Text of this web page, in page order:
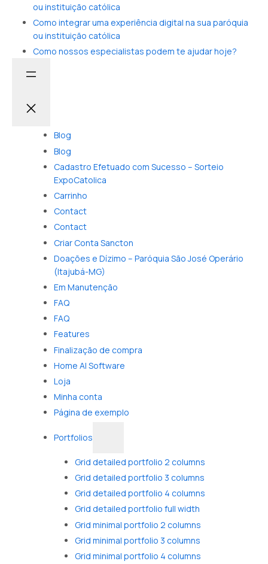
ou instituição católica
Como integrar uma experiência digital na sua paróquia
ou instituição católica
Como nossos especialistas podem te ajudar hoje?
Blog
Blog
Cadastro Efetuado com Sucesso – Sorteio
ExpoCatolica
Carrinho
Contact
Contact
Criar Conta Sancton
Doações e Dízimo – Paróquia São José Operário
(Itajubá-MG)
Em Manutenção
FAQ
FAQ
Features
Finalização de compra
Home AI Software
Loja
Minha conta
Página de exemplo
Portfolios
Grid detailed portfolio 2 columns
Grid detailed portfolio 3 columns
Grid detailed portfolio 4 columns
Grid detailed portfolio full width
Grid minimal portfolio 2 columns
Grid minimal portfolio 3 columns
Grid minimal portfolio 4 columns